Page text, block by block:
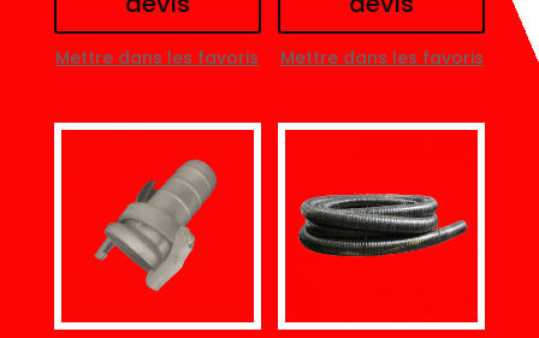
Mettre dans les favoris Mettre dans les favoris